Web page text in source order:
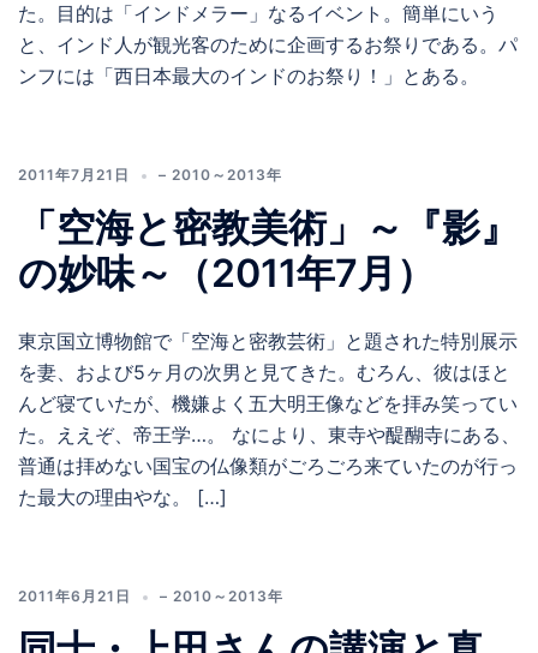
た。目的は「インドメラー」なるイベント。簡単にいう
と、インド人が観光客のために企画するお祭りである。パ
ンフには「西日本最大のインドのお祭り！」とある。
2011年7月21日 – 2010～2013年
「空海と密教美術」～『影』
の妙味～（2011年7月）
東京国立博物館で「空海と密教芸術」と題された特別展示
を妻、および5ヶ月の次男と見てきた。むろん、彼はほと
んど寝ていたが、機嫌よく五大明王像などを拝み笑ってい
た。ええぞ、帝王学…。 なにより、東寺や醍醐寺にある、
普通は拝めない国宝の仏像類がごろごろ来ていたのが行っ
た最大の理由やな。 […]
2011年6月21日 – 2010～2013年